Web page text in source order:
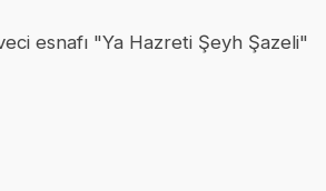
esnafı "Ya Hazreti Şeyh Şazeli"